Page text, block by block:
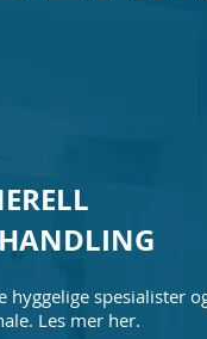
hyggelige spesialister
Les mer her.